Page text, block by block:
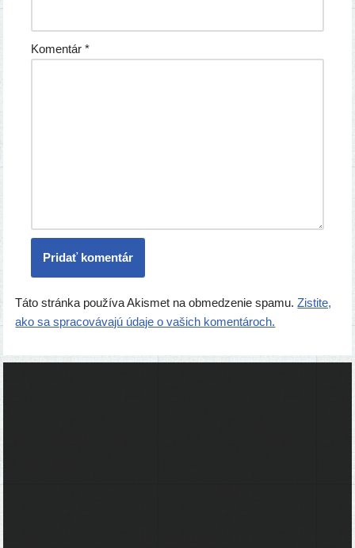
Komentár*
Táto stránka používa Akismet na obmedzenie spamu.Zistite,
ako sa spracovávajú údaje o vašich komentároch.